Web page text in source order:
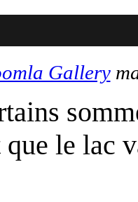
Gallery
le lac